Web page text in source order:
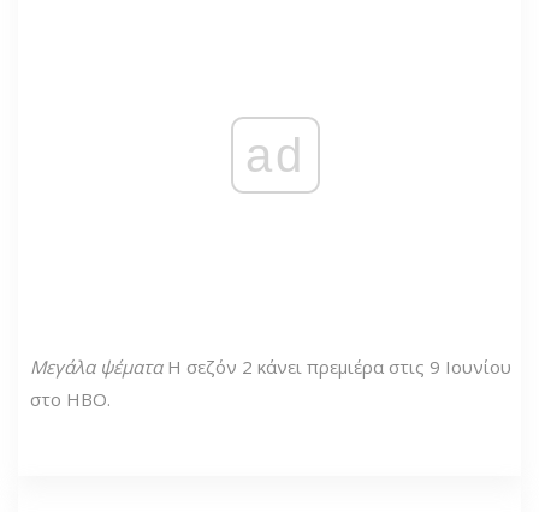
ad
Μεγάλα ψέματαΗ σεζόν 2 κάνει πρεμιέρα στις 9 Ιουνίου
στο HBO.